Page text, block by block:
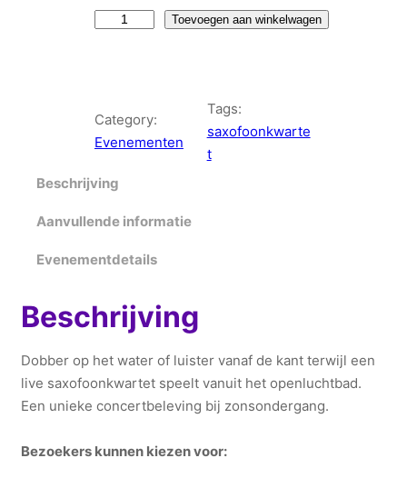
s
i
k
r
j
e
i
n
O
m
Toevoegen aan winkelwagen
Category:
Evenementen
Tags:
saxofoonkwarte
t
Beschrijving
Aanvullende informatie
Evenementdetails
Beschrijving
Dobber op het water of luister vanaf de kant terwijl een
live saxofoonkwartet speelt vanuit het openluchtbad.
Een unieke concertbeleving bij zonsondergang.
Bezoekers kunnen kiezen voor: